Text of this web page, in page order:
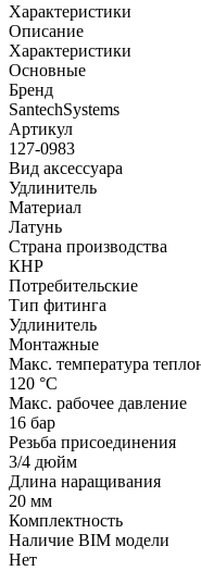
Характеристики
Описание
Характеристики
Основные
Бренд
SantechSystems
Артикул
127-0983
Вид аксессуара
Удлинитель
Материал
Латунь
Страна производства
КНР
Потребительские
Тип фитинга
Удлинитель
Монтажные
Макс. температура
120 °С
Макс. рабочее давление
16 бар
Резьба присоединения
3/4 дюйм
Длина наращивания
20 мм
Комплектность
Наличие BIM модели
Нет